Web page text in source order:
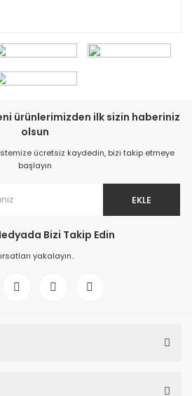
ürünlerimizden ilk sizin haberiniz
olsun
ücretsiz kaydedin, bizi takip etmeye
başlayın
EKLE
Bizi Takip Edin
yakalayın..